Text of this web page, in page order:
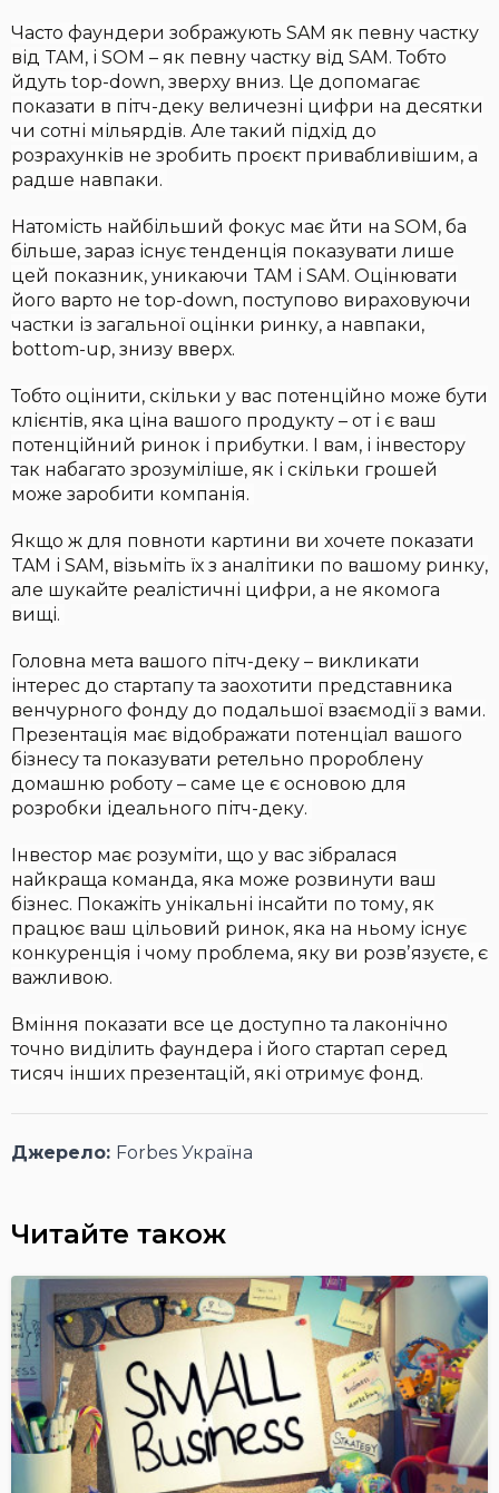
Часто фаундери зображують SAM як певну частку
від TAM, і SOM – як певну частку від SAM. Тобто
йдуть top-down, зверху вниз. Це допомагає
показати в пітч-деку величезні цифри на десятки
чи сотні мільярдів. Але такий підхід до
розрахунків не зробить проєкт привабливішим, а
радше навпаки.
Натомість найбільший фокус має йти на SOM, ба
більше, зараз існує тенденція показувати лише
цей показник, уникаючи TAM і SAM. Оцінювати
його варто не top-down, поступово вираховуючи
частки із загальної оцінки ринку, а навпаки,
bottom-up, знизу вверх.
Тобто оцінити, скільки у вас потенційно може бути
клієнтів, яка ціна вашого продукту – от і є ваш
потенційний ринок і прибутки. І вам, і інвестору
так набагато зрозуміліше, як і скільки грошей
може заробити компанія.
Якщо ж для повноти картини ви хочете показати
TAM і SAM, візьміть їх з аналітики по вашому ринку,
але шукайте реалістичні цифри, а не якомога
вищі.
Головна мета вашого пітч-деку – викликати
інтерес до стартапу та заохотити представника
венчурного фонду до подальшої взаємодії з вами.
Презентація має відображати потенціал вашого
бізнесу та показувати ретельно пророблену
домашню роботу – саме це є основою для
розробки ідеального пітч-деку.
Інвестор має розуміти, що у вас зібралася
найкраща команда, яка може розвинути ваш
бізнес. Покажіть унікальні інсайти по тому, як
працює ваш цільовий ринок, яка на ньому існує
конкуренція і чому проблема, яку ви розвʼязуєте, є
важливою.
Вміння показати все це доступно та лаконічно
точно виділить фаундера і його стартап серед
тисяч інших презентацій, які отримує фонд.
Джерело: Forbes Україна
Читайте також